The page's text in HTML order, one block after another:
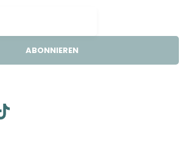
ABONNIEREN